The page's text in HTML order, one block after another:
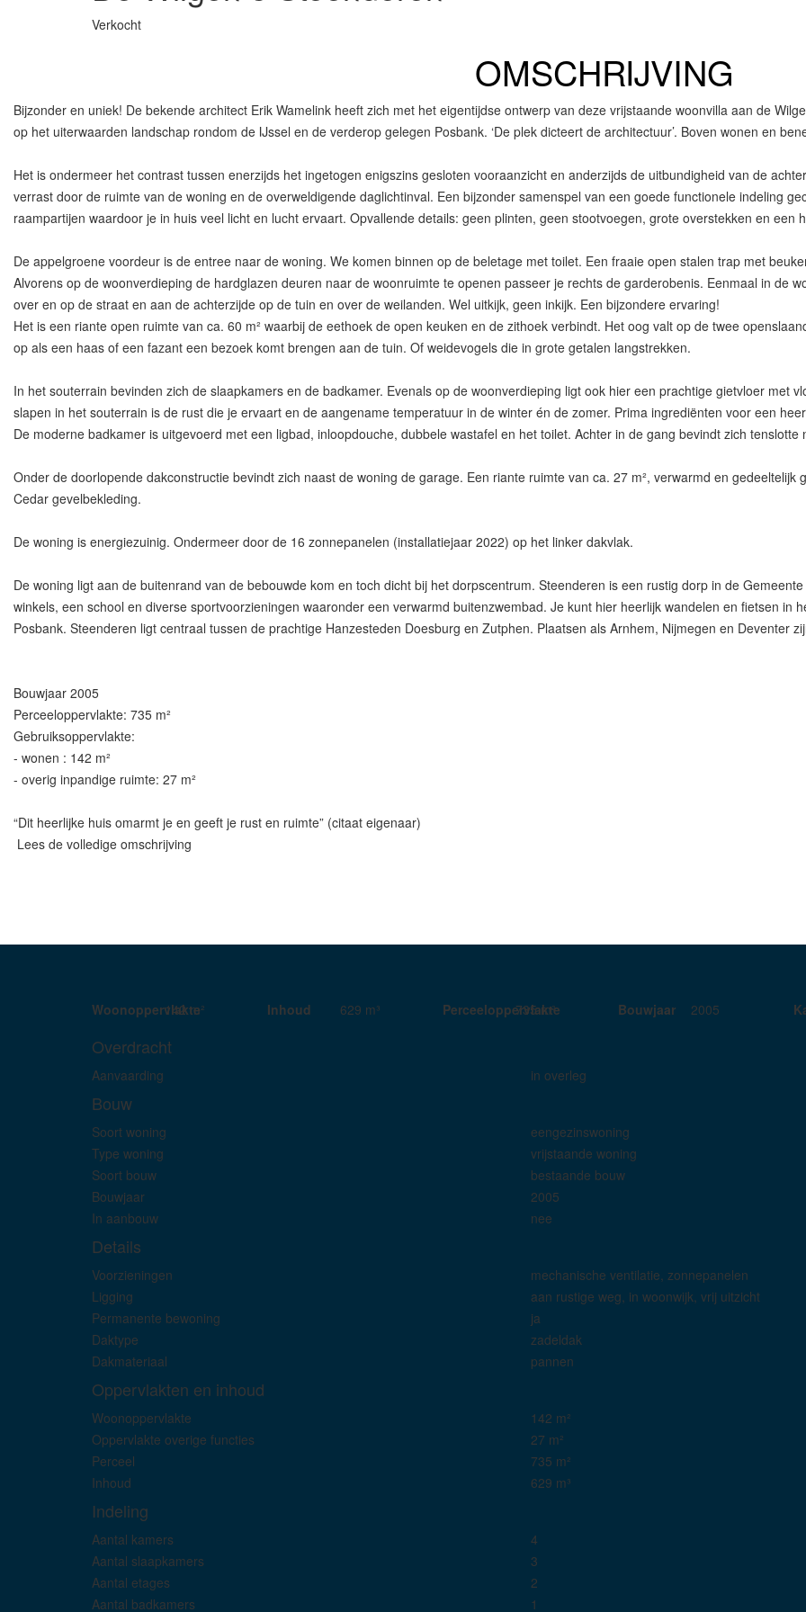
Verkocht
OMSCHRIJVING
Bijzonder en uniek! De bekende architect Erik Wamelink heeft zich met het eigentijdse ontwerp van deze vrijstaande woonvilla aan de
op het uiterwaarden landschap rondom de IJssel en de verderop gelegen Posbank. ‘De plek dicteert de architectuur’. Boven wonen en
Het is ondermeer het contrast tussen enerzijds het ingetogen enigszins gesloten vooraanzicht en anderzijds de uitbundigheid van de
verrast door de ruimte van de woning en de overweldigende daglichtinval. Een bijzonder samenspel van een goede functionele indeling
raampartijen waardoor je in huis veel licht en lucht ervaart. Opvallende details: geen plinten, geen stootvoegen, grote overstekken en een
De appelgroene voordeur is de entree naar de woning. We komen binnen op de beletage met toilet. Een fraaie open stalen trap met
Alvorens op de woonverdieping de hardglazen deuren naar de woonruimte te openen passeer je rechts de garderobenis. Eenmaal in de
over en op de straat en aan de achterzijde op de tuin en over de weilanden. Wel uitkijk, geen inkijk. Een bijzondere ervaring!
Het is een riante open ruimte van ca. 60 m² waarbij de eethoek de open keuken en de zithoek verbindt. Het oog valt op de twee
op als een haas of een fazant een bezoek komt brengen aan de tuin. Of weidevogels die in grote getalen langstrekken.
In het souterrain bevinden zich de slaapkamers en de badkamer. Evenals op de woonverdieping ligt ook hier een prachtige gietvloer met
slapen in het souterrain is de rust die je ervaart en de aangename temperatuur in de winter én de zomer. Prima ingrediënten voor een
De moderne badkamer is uitgevoerd met een ligbad, inloopdouche, dubbele wastafel en het toilet. Achter in de gang bevindt zich tenslotte
Onder de doorlopende dakconstructie bevindt zich naast de woning de garage. Een riante ruimte van ca. 27 m², verwarmd en
Cedar gevelbekleding.
De woning is energiezuinig. Ondermeer door de 16 zonnepanelen (installatiejaar 2022) op het linker dakvlak.
De woning ligt aan de buitenrand van de bebouwde kom en toch dicht bij het dorpscentrum. Steenderen is een rustig dorp in de
winkels, een school en diverse sportvoorzieningen waaronder een verwarmd buitenzwembad. Je kunt hier heerlijk wandelen en fietsen in
Posbank. Steenderen ligt centraal tussen de prachtige Hanzesteden Doesburg en Zutphen. Plaatsen als Arnhem, Nijmegen en Deventer
Bouwjaar 2005
Perceeloppervlakte: 735 m²
Gebruiksoppervlakte:
- wonen : 142 m²
- overig inpandige ruimte: 27 m²
“Dit heerlijke huis omarmt je en geeft je rust en ruimte” (citaat eigenaar)
Lees de volledige omschrijving
Woonoppervlakte
142 m² Inhoud 629 m³ Perceeloppervlakte
735 m² Bouwjaar 2005
Overdracht
Aanvaarding in overleg
Bouw
Soort woning
eengezinswoning
Type woning
vrijstaande woning
Soort bouw
bestaande bouw
Bouwjaar
2005
In aanbouw
nee
Details
Voorzieningen
mechanische ventilatie, zonnepanelen
Ligging
aan rustige weg, in woonwijk, vrij uitzicht
Permanente bewoning
ja
Daktype
zadeldak
Dakmateriaal
pannen
Oppervlakten en inhoud
Woonoppervlakte
142 m²
Oppervlakte overige functies
27 m²
Perceel
735 m²
Inhoud
629 m³
Indeling
Aantal kamers
4
Aantal slaapkamers
3
Aantal etages
2
Aantal badkamers
1